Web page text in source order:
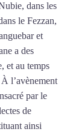
dans les
le Fezzan,
et
a des
et au temps
l’avènement
par le
de
ainsi